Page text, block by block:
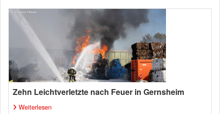
Zehn Leichtverletzte nach Feuer in Gernsheim
Weiterlesen